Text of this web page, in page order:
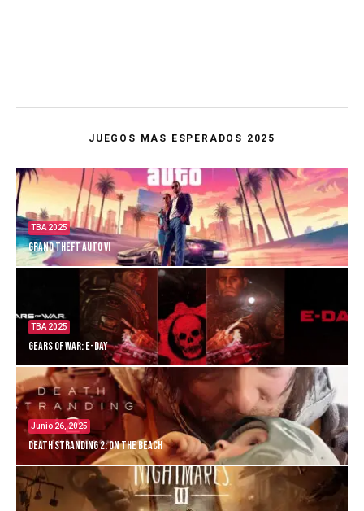
JUEGOS MAS ESPERADOS 2025
TBA 2025
Grand Theft Auto VI
TBA 2025
Gears of War: E-Day
Junio 26, 2025
Death Stranding 2: On the Beach